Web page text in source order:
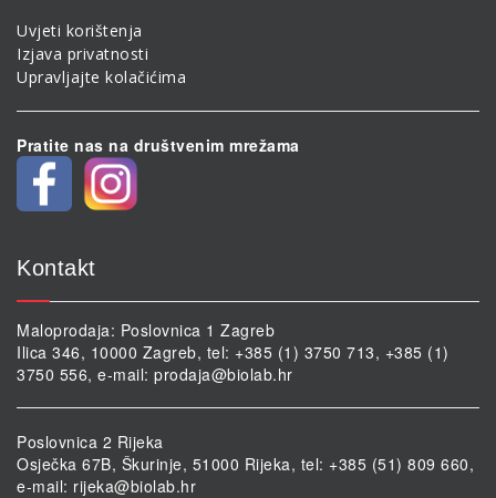
Uvjeti korištenja
Izjava privatnosti
Upravljajte kolačićima
Pratite nas na društvenim mrežama
Kontakt
Maloprodaja: Poslovnica 1 Zagreb
Ilica 346, 10000 Zagreb, tel: +385 (1) 3750 713, +385 (1)
3750 556, e-mail: prodaja@biolab.hr
Poslovnica 2 Rijeka
Osječka 67B, Škurinje, 51000 Rijeka, tel: +385 (51) 809 660,
e-mail: rijeka@biolab.hr